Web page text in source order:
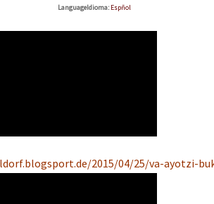
LanguageIdioma: Espñol
2015/04/25/va-ayotzi-